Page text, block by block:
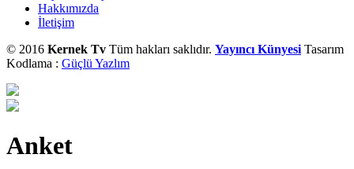
Hakkımızda
İletişim
© 2016 Kernek Tv Tüm hakları saklıdır. Yayıncı Künyesi Tasarım
Kodlama : Güçlü Yazlım
Anket